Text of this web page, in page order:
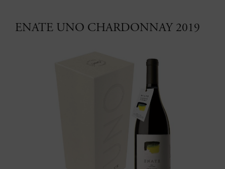
ENATE UNO CHARDONNAY 2019